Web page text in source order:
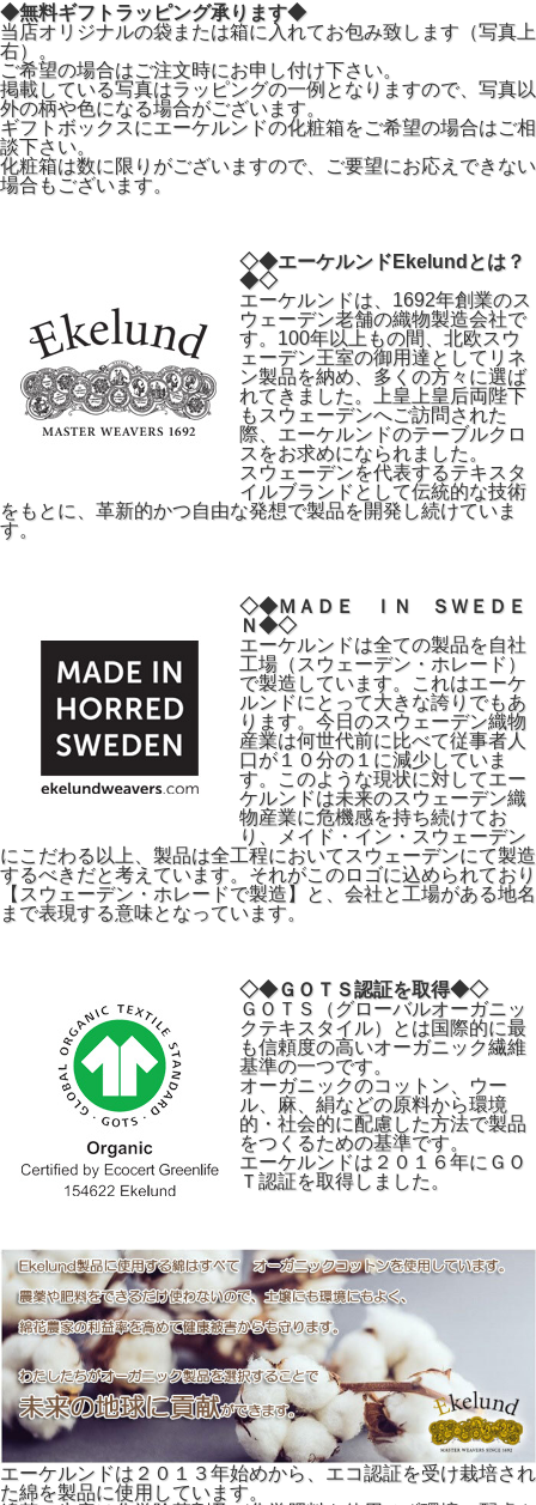
◆無料ギフトラッピング承ります◆
当店オリジナルの袋または箱に入れてお包み致します（写真上
右）。
ご希望の場合はご注文時にお申し付け下さい。
掲載している写真はラッピングの一例となりますので、写真以
外の柄や色になる場合がございます。
ギフトボックスにエーケルンドの化粧箱をご希望の場合はご相
談下さい。
化粧箱は数に限りがございますので、ご要望にお応えできない
場合もございます。
◇◆エーケルンドEkelundとは？
◆◇
エーケルンドは、1692年創業のス
ウェーデン老舗の織物製造会社で
す。100年以上もの間、北欧スウ
ェーデン王室の御用達としてリネ
ン製品を納め、多くの方々に選ば
れてきました。上皇上皇后両陛下
もスウェーデンへご訪問された
際、エーケルンドのテーブルクロ
スをお求めになられました。
スウェーデンを代表するテキスタ
イルブランドとして伝統的な技術
をもとに、革新的かつ自由な発想で製品を開発し続けていま
す。
◇◆ＭＡＤＥ ＩＮ ＳＷＥＤＥ
Ｎ◆◇
エーケルンドは全ての製品を自社
工場（スウェーデン・ホレード）
で製造しています。これはエーケ
ルンドにとって大きな誇りでもあ
ります。今日のスウェーデン織物
産業は何世代前に比べて従事者人
口が１０分の１に減少していま
す。このような現状に対してエー
ケルンドは未来のスウェーデン織
物産業に危機感を持ち続けてお
り、メイド・イン・スウェーデン
にこだわる以上、製品は全工程においてスウェーデンにて製造
するべきだと考えています。それがこのロゴに込められており
【スウェーデン・ホレードで製造】と、会社と工場がある地名
まで表現する意味となっています。
◇◆ＧＯＴＳ認証を取得◆◇
ＧＯＴＳ（グローバルオーガニッ
クテキスタイル）とは国際的に最
も信頼度の高いオーガニック繊維
基準の一つです。
オーガニックのコットン、ウー
ル、麻、絹などの原料から環境
的・社会的に配慮した方法で製品
をつくるための基準です。
エーケルンドは２０１６年にＧＯ
Ｔ認証を取得しました。
エーケルンドは２０１３年始めから、エコ認証を受け栽培され
た綿を製品に使用しています。